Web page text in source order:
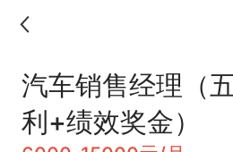
汽车销售经理（
利+绩效奖金）